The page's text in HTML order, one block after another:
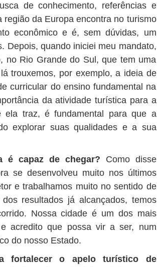
de conhecimento, referências e
da Europa encontra no turismo
econômico e é, sem dúvidas, um
Depois, quando iniciei meu mandato,
no Rio Grande do Sul, que tem uma
trouxemos, por exemplo, a ideia de
curricular do ensino fundamental na
da atividade turística para a
ela traz, é fundamental para que a
explorar suas qualidades e a sua
é capaz de chegar? Como disse
se desenvolveu muito nos últimos
e trabalhamos muito no sentido de
resultados já alcançados, temos
Nossa cidade é um dos mais
acredito que possa vir a ser, num
do nosso Estado.
fortalecer o apelo turístico de